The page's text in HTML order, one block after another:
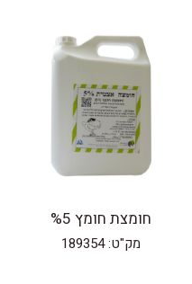
חומצת חומץ %5
מק"ט: 189354